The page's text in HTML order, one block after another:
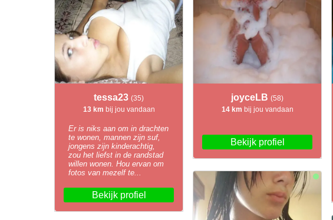
tessa23(35)
13 km bij jou vandaan
Er is niks aan om in drachten
te wonen, mannen zijn suf,
jongens zijn kinderachtig,
zou het liefst in de randstad
willen wonen. Hou ervan om
fotos van mezelf te...
Bekijk profiel
joyceLB(58)
14 km bij jou vandaan
Bekijk profiel